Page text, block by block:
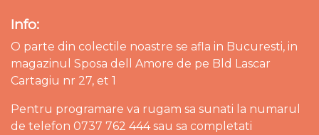
Info:
O parte din colectile noastre se afla in Bucuresti, in
magazinul Sposa dell Amore de pe Bld Lascar
Cartagiu nr 27, et 1
Pentru programare va rugam sa sunati la numarul
de telefon 0737 762 444 sau sa completati